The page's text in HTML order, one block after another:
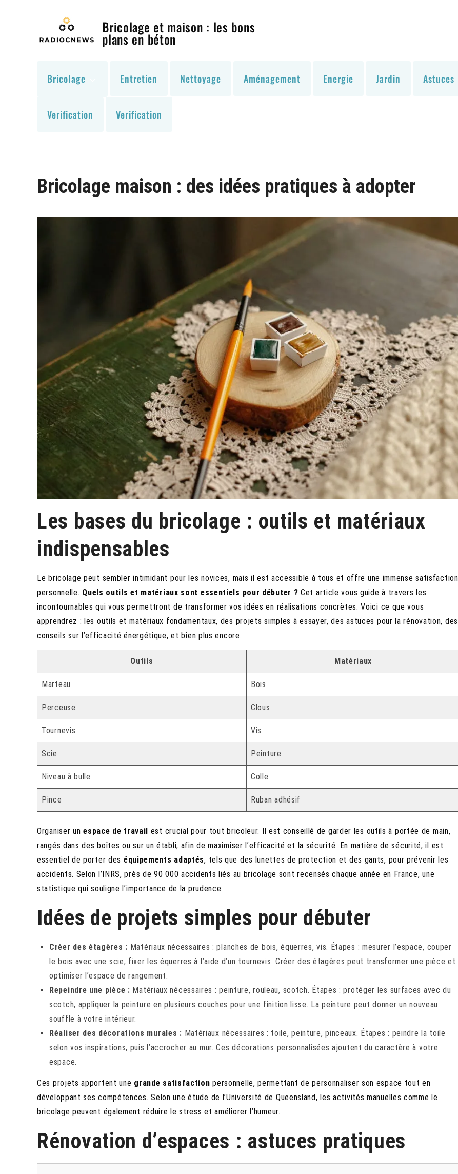
Bricolage et maison : les bons
plans en béton
Bricolage Entretien Nettoyage Aménagement Energie Jardin Astuces
Verification Verification
Bricolage maison : des idées pratiques à adopter
Les bases du bricolage : outils et matériaux
indispensables
Le bricolage peut sembler intimidant pour les novices, mais il est accessible à tous et offre une immense satisfaction
personnelle. Quels outils et matériaux sont essentiels pour débuter ? Cet article vous guide à travers les
incontournables qui vous permettront de transformer vos idées en réalisations concrètes. Voici ce que vous
apprendrez : les outils et matériaux fondamentaux, des projets simples à essayer, des astuces pour la rénovation, des
conseils sur l’efficacité énergétique, et bien plus encore.
Outils Matériaux
Marteau Bois
Perceuse Clous
Tournevis Vis
Scie Peinture
Niveau à bulle Colle
Pince Ruban adhésif
Organiser unespace de travail est crucial pour tout bricoleur. Il est conseillé de garder les outils à portée de main,
rangés dans des boîtes ou sur un établi, afin de maximiser l’efficacité et la sécurité. En matière de sécurité, il est
essentiel de porter des équipements adaptés, tels que des lunettes de protection et des gants, pour prévenir les
accidents. Selon l’INRS, près de 90 000 accidents liés au bricolage sont recensés chaque année en France, une
statistique qui souligne l’importance de la prudence.
Idées de projets simples pour débuter
Créer des étagères : Matériaux nécessaires : planches de bois, équerres, vis. Étapes : mesurer l’espace, couper
le bois avec une scie, fixer les équerres à l’aide d’un tournevis. Créer des étagères peut transformer une pièce et
optimiser l’espace de rangement.
Repeindre une pièce : Matériaux nécessaires : peinture, rouleau, scotch. Étapes : protéger les surfaces avec du
scotch, appliquer la peinture en plusieurs couches pour une finition lisse. La peinture peut donner un nouveau
souffle à votre intérieur.
Réaliser des décorations murales : Matériaux nécessaires : toile, peinture, pinceaux. Étapes : peindre la toile
selon vos inspirations, puis l’accrocher au mur. Ces décorations personnalisées ajoutent du caractère à votre
espace.
Ces projets apportent une grande satisfaction personnelle, permettant de personnaliser son espace tout en
développant ses compétences. Selon une étude de l’Université de Queensland, les activités manuelles comme le
bricolage peuvent également réduire le stress et améliorer l’humeur.
Rénovation d’espaces : astuces pratiques